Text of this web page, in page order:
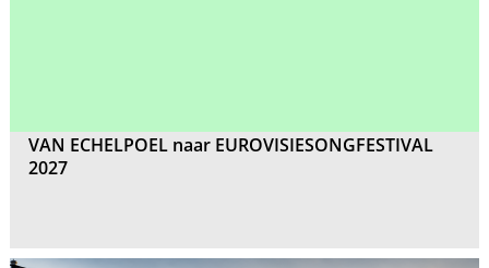
VAN ECHELPOEL naar EUROVISIESONGFESTIVAL
2027